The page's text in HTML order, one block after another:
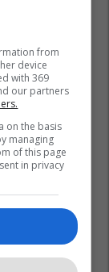
from
device
with 369
our partners
on the basis
managing
of this page
in privacy